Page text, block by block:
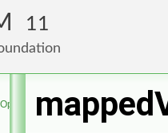
11
Foundation